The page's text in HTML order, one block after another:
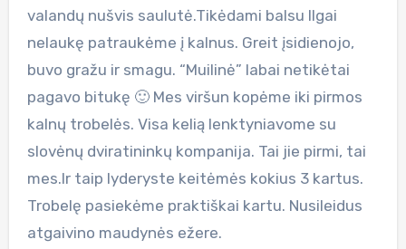
valandų nušvis saulutė.Tikėdami balsu Ilgai
nelaukę patraukėme į kalnus. Greit įsidienojo,
buvo gražu ir smagu. “Muilinė” labai netikėtai
pagavo bitukę 🙂 Mes viršun kopėme iki pirmos
kalnų trobelės. Visa kelią lenktyniavome su
slovėnų dviratininkų kompanija. Tai jie pirmi, tai
mes.Ir taip lyderyste keitėmės kokius 3 kartus.
Trobelę pasiekėme praktiškai kartu. Nusileidus
atgaivino maudynės ežere.